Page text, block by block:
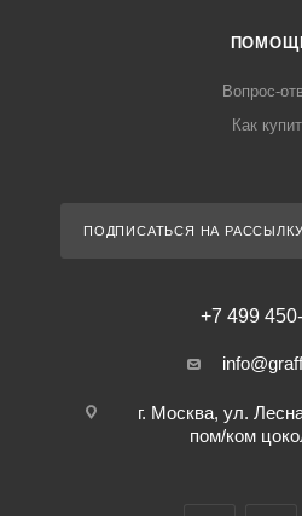
Вопрос-
Как
ПОДПИСАТЬСЯ НА РАССЫЛКУ
+7 499
г. Москва, ул.
пом/ком